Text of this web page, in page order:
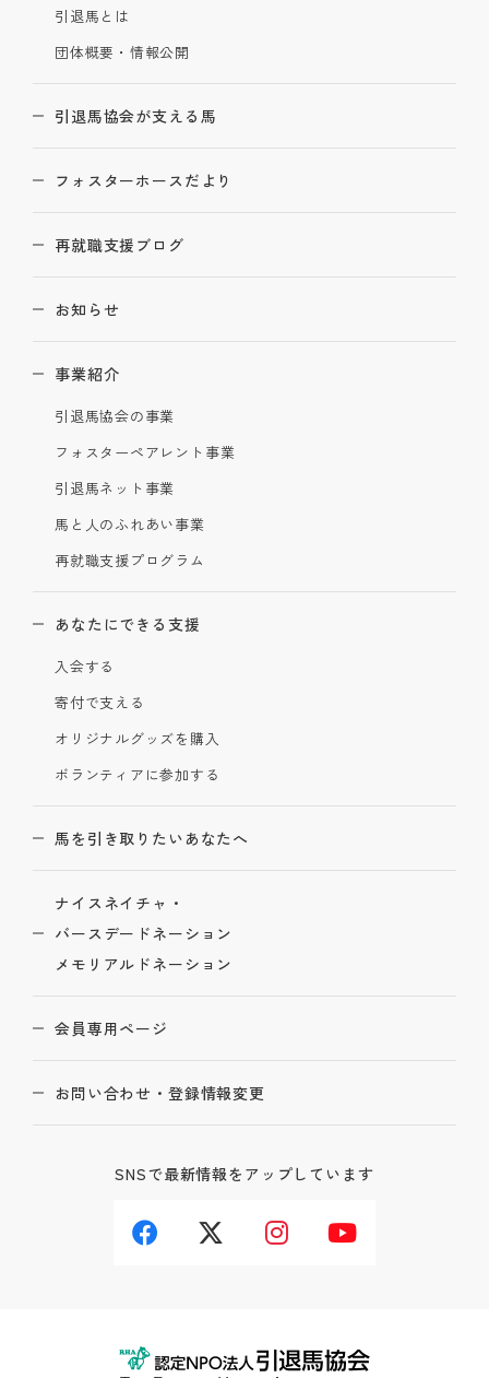
引退馬とは
団体概要・情報公開
引退馬協会が支える馬
フォスターホースだより
再就職支援ブログ
お知らせ
事業紹介
引退馬協会の事業
フォスターペアレント事業
引退馬ネット事業
馬と人のふれあい事業
再就職支援プログラム
あなたにできる支援
入会する
寄付で支える
オリジナルグッズを購入
ボランティアに参加する
馬を引き取りたいあなたへ
ナイスネイチャ・
バースデードネーション
メモリアルドネーション
会員専用ページ
お問い合わせ・登録情報変更
SNSで最新情報をアップしています